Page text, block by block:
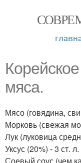
мяса.
Мясо (говядина,
Морковь (свежая
Лук (луковица
Уксус (20%) - 3 ст. л.